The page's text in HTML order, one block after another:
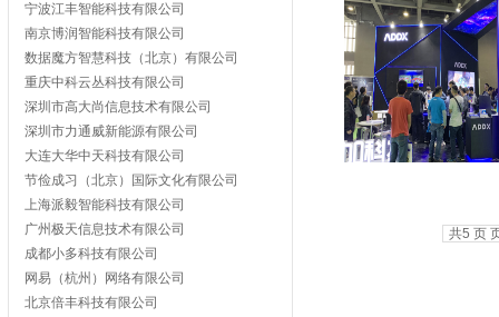
宁波江丰智能科技有限公司
南京博润智能科技有限公司
数据魔方智慧科技（北京）有限公司
重庆中科云丛科技有限公司
深圳市高大尚信息技术有限公司
深圳市力通威新能源有限公司
大连大华中天科技有限公司
节俭成习（北京）国际文化有限公司
上海派毅智能科技有限公司
广州极天信息技术有限公司
成都小多科技有限公司
网易（杭州）网络有限公司
北京倍丰科技有限公司
共5 页